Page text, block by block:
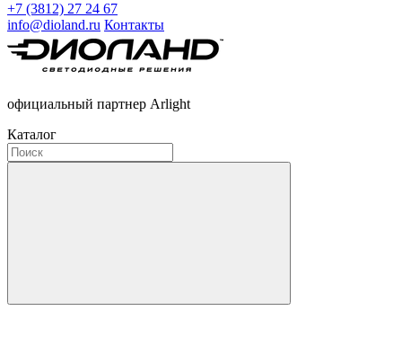
+7 (3812) 27 24 67
info@dioland.ru Контакты
официальный партнер Arlight
Каталог